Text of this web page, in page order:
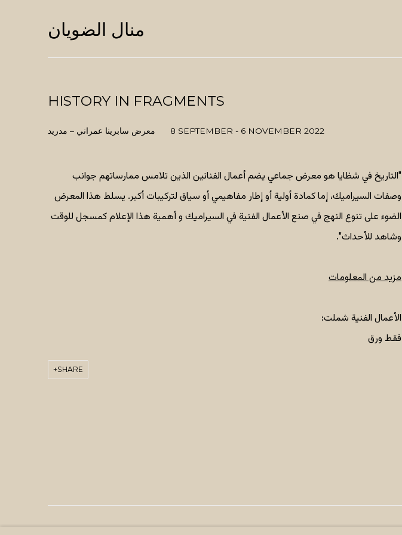
منال الضويان
HISTORY IN FRAGMENTS
معرض سابرينا عمراني – مدريد 8 SEPTEMBER - 6 NOVEMBER 2022
"التاريخ في شظايا هو معرض جماعي يضم أعمال الفنانين الذين تلامس ممارساتهم جوانب
وصفات السيراميك، إما كمادة أولية أو إطار مفاهيمي أو سياق لتركيبات أكبر. يسلط هذا المعرض
الضوء على تنوع النهج في صنع الأعمال الفنية في السيراميك و أهمية هذا الإعلام كمسجل للوقت
وشاهد للأحداث".
مزيد من المعلومات
الأعمال الفنية شملت:
فقط ورق
SHARE